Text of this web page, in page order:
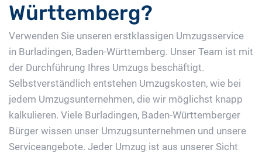
Württemberg?
Verwenden Sie unseren erstklassigen Umzugsservice
in Burladingen, Baden-Württemberg. Unser Team ist mit
der Durchführung Ihres Umzugs beschäftigt.
Selbstverständlich entstehen Umzugskosten, wie bei
jedem Umzugsunternehmen, die wir möglichst knapp
kalkulieren. Viele Burladingen, Baden-Württemberger
Bürger wissen unser Umzugsunternehmen und unsere
Serviceangebote. Jeder Umzug ist aus unserer Sicht